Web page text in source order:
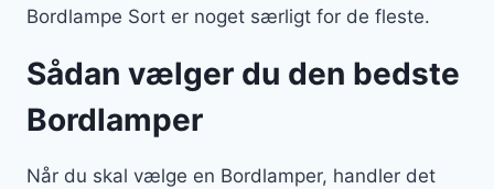
Bordlampe Sort er noget særligt for de fleste.
Sådan vælger du den bedste
Bordlamper
Når du skal vælge en Bordlamper, handler det